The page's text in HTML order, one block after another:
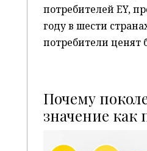
потребителей EY,
году в шести
потребители ценят
Почему
значение как